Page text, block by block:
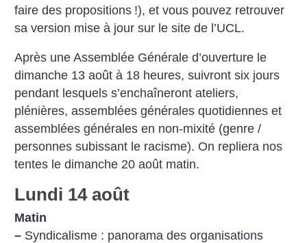
faire des propositions !), et vous pouvez retrouver
sa version mise à jour sur le site de l’UCL.
Après une Assemblée Générale d’ouverture le
dimanche 13 août à 18 heures, suivront six jours
pendant lesquels s’enchaîneront ateliers,
plénières, assemblées générales quotidiennes et
assemblées générales en non-mixité (genre /
personnes subissant le racisme). On repliera nos
tentes le dimanche 20 août matin.
Lundi 14 août
Matin
– Syndicalisme : panorama des organisations